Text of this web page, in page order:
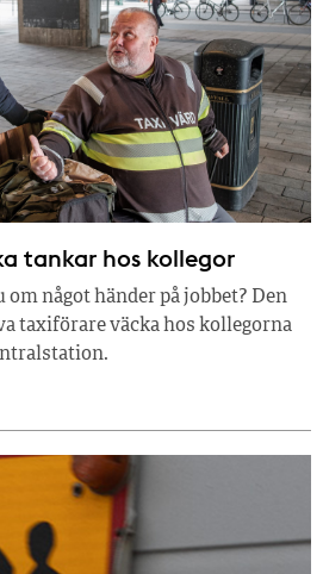
tankar hos kollegor
om något händer på jobbet? Den
taxiförare väcka hos kollegorna